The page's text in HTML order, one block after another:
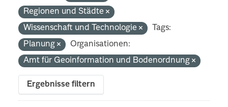
Regionen und Städte
Wissenschaft und Technologie
Tags:
Planung
Organisationen:
Amt für Geoinformation und Bodenordnung
Ergebnisse filtern